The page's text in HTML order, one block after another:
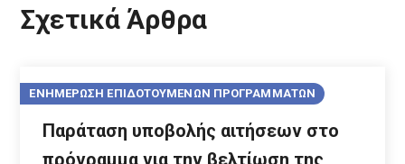
Σχετικά Άρθρα
ΕΝΗΜΕΡΩΣΗ ΕΠΙΔΟΤΟΥΜΕΝΩΝ ΠΡΟΓΡΑΜΜΑΤΩΝ
Παράταση υποβολής αιτήσεων στο
πρόγραμμα για την βελτίωση της